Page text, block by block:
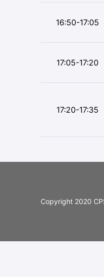
16:50-17:05
17:05-17:20
17:20-17:35
Copyright 2020